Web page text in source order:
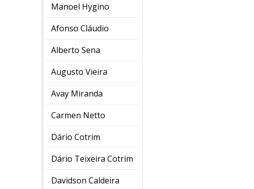
Manoel Hygino
Afonso Cláudio
Alberto Sena
Augusto Vieira
Avay Miranda
Carmen Netto
Dário Cotrim
Dário Teixeira Cotrim
Davidson Caldeira